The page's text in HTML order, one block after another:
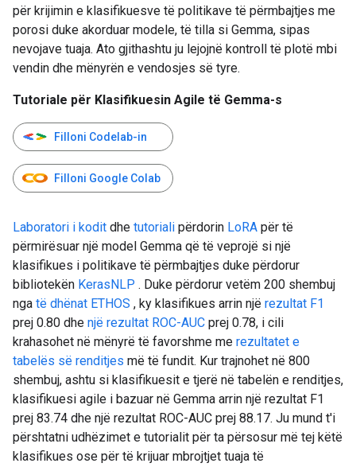
për krijimin e klasifikuesve të politikave të përmbajtjes me
porosi duke akorduar modele, të tilla si Gemma, sipas
nevojave tuaja. Ato gjithashtu ju lejojnë kontroll të plotë mbi
vendin dhe mënyrën e vendosjes së tyre.
Tutoriale për Klasifikuesin Agile të Gemma-s
Filloni Codelab-in
Filloni Google Colab
Laboratori i kodit dhe tutoriali përdorin LoRA për të
përmirësuar një model Gemma që të veprojë si një
klasifikues i politikave të përmbajtjes duke përdorur
bibliotekën KerasNLP . Duke përdorur vetëm 200 shembuj
nga të dhënat ETHOS , ky klasifikues arrin një rezultat F1
prej 0.80 dhe një rezultat ROC-AUC prej 0.78, i cili
krahasohet në mënyrë të favorshme me rezultatet e
tabelës së renditjes më të fundit. Kur trajnohet në 800
shembuj, ashtu si klasifikuesit e tjerë në tabelën e renditjes,
klasifikuesi agile i bazuar në Gemma arrin një rezultat F1
prej 83.74 dhe një rezultat ROC-AUC prej 88.17. Ju mund t'i
përshtatni udhëzimet e tutorialit për ta përsosur më tej këtë
klasifikues ose për të krijuar mbrojtjet tuaja të